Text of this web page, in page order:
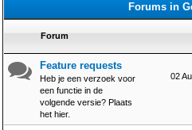
Forums in
Forum
Feature requests
Heb je een verzoek voor
een functie in de
volgende versie? Plaats
het hier.
02